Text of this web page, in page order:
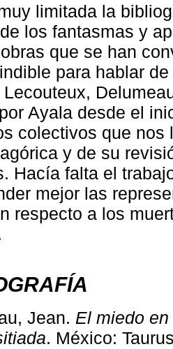
limitada la
los fantasmas y
que se han
para hablar
Lecouteux,
Ayala desde el
colectivos que
y de su
Hacía falta el
mejor las
respecto a los
Jean. El miedo
. México: